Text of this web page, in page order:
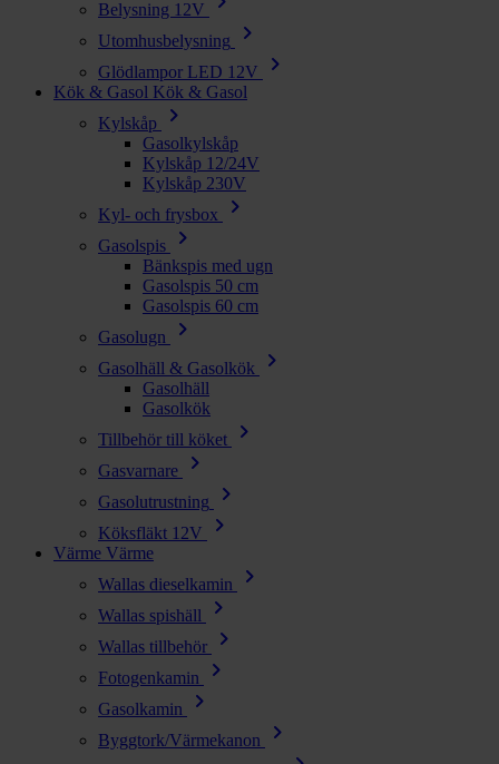
Belysning 12V
Utomhusbelysning chevron_right
Glödlampor LED 12V chevron_right
Kök & Gasol Kök & Gasol
Kylskåp
chevron_right
Gasolkylskåp
Kylskåp 12/24V
Kylskåp 230V
Kyl- och frysbox
chevron_right
Gasolspis chevron_right
Bänkspis med ugn
Gasolspis 50 cm
Gasolspis 60 cm
Gasolugn
chevron_right
Gasolhäll & Gasolkök chevron_right
Gasolhäll
Gasolkök
Tillbehör till köket
chevron_right
Gasvarnare chevron_right
Gasolutrustning chevron_right
Köksfläkt 12V chevron_right
Värme Värme
Wallas dieselkamin
chevron_right
Wallas spishäll chevron_right
Wallas tillbehör chevron_right
Fotogenkamin chevron_right
Gasolkamin chevron_right
Byggtork/Värmekanon chevron_right